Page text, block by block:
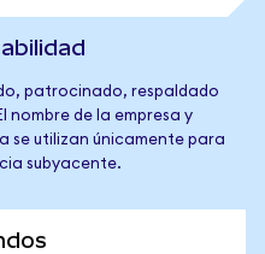
patrocinado, respaldado
nombre de la empresa y
se utilizan únicamente para
subyacente.